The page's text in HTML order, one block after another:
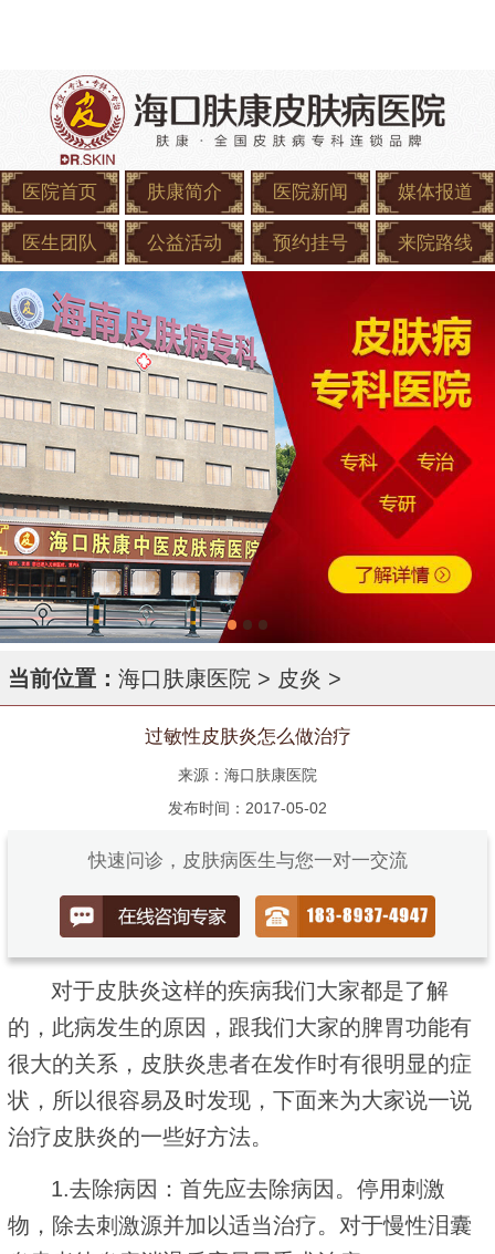
医院首页 肤康简介 医院新闻 媒体报道
医生团队 公益活动 预约挂号 来院路线
当前位置： 海口肤康医院 > 皮炎 >
过敏性皮肤炎怎么做治疗
来源：海口肤康医院
发布时间：2017-05-02
快速问诊，皮肤病医生与您一对一交流
对于皮肤炎这样的疾病我们大家都是了解
的，此病发生的原因，跟我们大家的脾胃功能有
很大的关系，皮肤炎患者在发作时有很明显的症
状，所以很容易及时发现，下面来为大家说一说
治疗皮肤炎的一些好方法。
1.去除病因：首先应去除病因。停用刺激
物，除去刺激源并加以适当治疗。对于慢性泪囊